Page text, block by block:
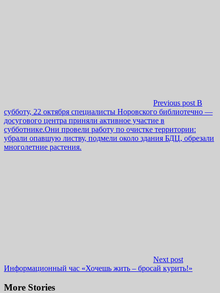
Previous post В
субботу, 22 октября специалисты Норовского библиотечно —
досугового центра приняли активное участие в
субботнике.Они провели работу по очистке территории:
убрали опавшую листву, подмели около здания БДЦ, обрезали
многолетние растения.
Next post
Информационный час «Хочешь жить – бросай курить!»
More Stories